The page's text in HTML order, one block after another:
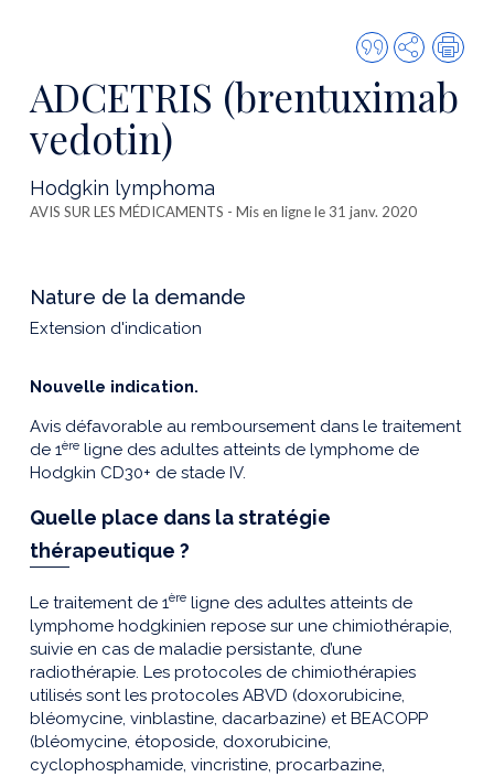
Citer
cette
publication
Partager
ADCETRIS (brentuximab
vedotin)
Hodgkin lymphoma
AVIS SUR LES MÉDICAMENTS - Mis en ligne le 31 janv. 2020
Nature de la demande
Extension d'indication
Nouvelle indication.
Avis défavorable au remboursement dans le traitement
de 1ère ligne des adultes atteints de lymphome de
Hodgkin CD30+ de stade IV.
Quelle place dans la stratégie
thérapeutique ?
Le traitement de 1ère ligne des adultes atteints de
lymphome hodgkinien repose sur une chimiothérapie,
suivie en cas de maladie persistante, d’une
radiothérapie. Les protocoles de chimiothérapies
utilisés sont les protocoles ABVD (doxorubicine,
bléomycine, vinblastine, dacarbazine) et BEACOPP
(bléomycine, étoposide, doxorubicine,
cyclophosphamide, vincristine, procarbazine,